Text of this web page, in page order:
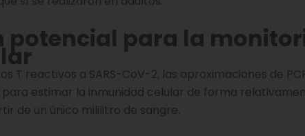
potencial para la
T reactivos a SARS-CoV-2, las aproximaciones de
estimar la inmunidad celular de forma
de un único mililitro de sangre.